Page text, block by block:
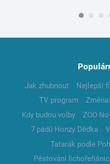
Jak zhubnout Nejlepší
TV program
Kdy budou volby
ZOO
7 pádů Honzy Dědka
Tatarák podle
Pěstování